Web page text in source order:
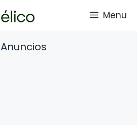
Menu
Anuncios